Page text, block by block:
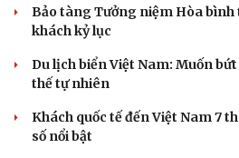
Bảo tàng Tưởng niệm Hòa bình
khách kỷ lục
Du lịch biển Việt Nam: Muốn
thế tự nhiên
Khách quốc tế đến Việt Nam 7
số nổi bật